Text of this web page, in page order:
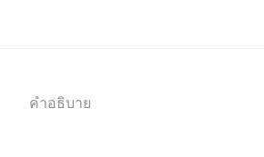
คำอธิบาย